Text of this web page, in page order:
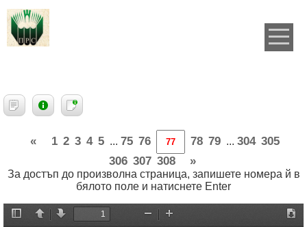
« 1 2 3 4 5 ... 75 76 78 79 ... 304 305
306 307 308 »
За достъп до произволна страница, запишете номера й в
бялото поле и натиснете Enter